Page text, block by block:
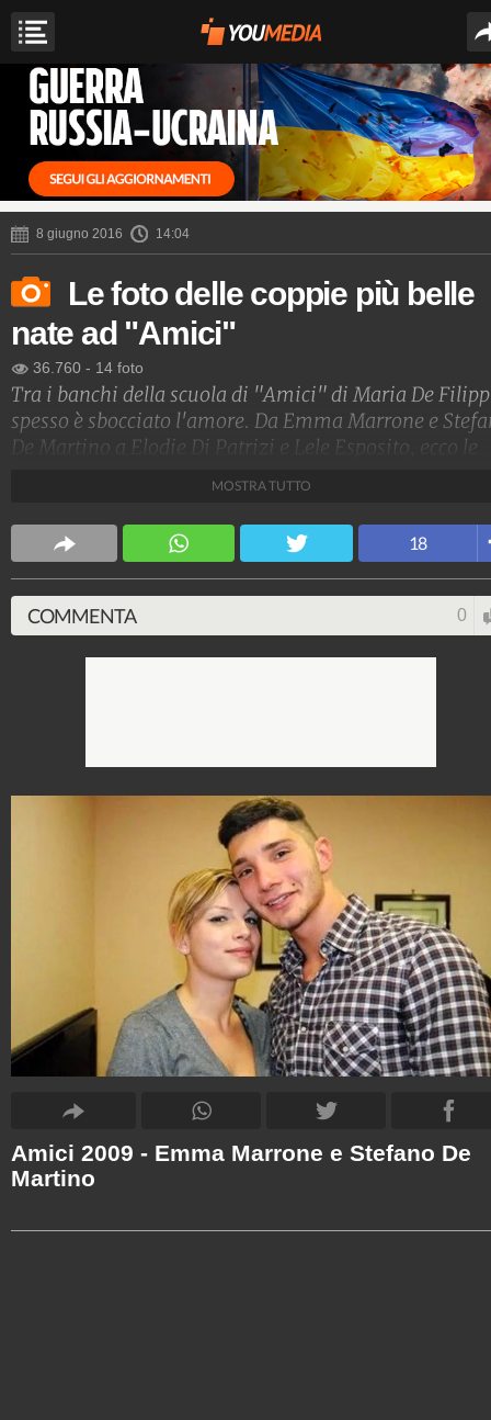
8 giugno 2016 14:04
Le foto delle coppie più belle
nate ad "Amici"
36.760 - 14 foto
Tra i banchi della scuola di "Amici" di Maria De
spesso è sbocciato l'amore. Da Emma Marrone e
De Martino a Elodie Di Patrizi e Lele Esposito, ecco le
Spettacolo Fanpage
4.053.353.624 9.454 video 76.076 foto
MOSTRA TUTTO
18
COMMENTA 0
Amici 2009 - Emma Marrone e Stefano De
Martino